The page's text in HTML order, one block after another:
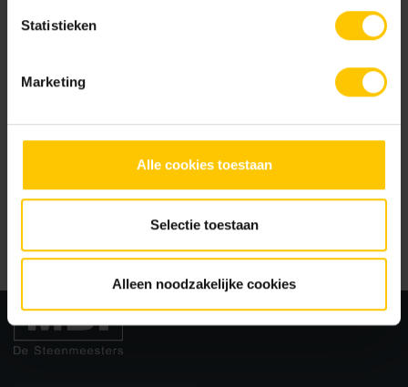
Statistieken
Marketing
Alle cookies toestaan
Selectie toestaan
Alleen noodzakelijke cookies
Me contacter à propos de
Demander des informations